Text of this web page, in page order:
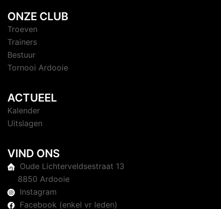
ONZE CLUB
Troeven
Trainers
Bestuur
Tornooi Ardooie
ACTUEEL
Kalender
Uitslagen
VIND ONS
Oude Lichterveldsestraat 13
8850 Ardooie
Instagram
Facebook (enkel vr leden)